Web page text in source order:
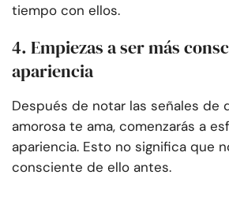
tiempo con ellos.
4. Empiezas a ser más
apariencia
Después de notar las señales de
amorosa te ama, comenzarás a
apariencia. Esto no significa que
consciente de ello antes.